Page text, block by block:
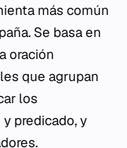
más común
Se basa en
oración
que agrupan
los
predicado, y